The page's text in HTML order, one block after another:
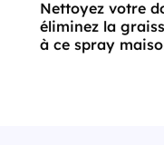
Nettoyez votre
éliminez la
à ce spray